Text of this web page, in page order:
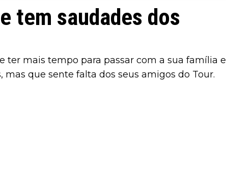
tem saudades dos
ter mais tempo para passar com a sua família e
mas que sente falta dos seus amigos do Tour.